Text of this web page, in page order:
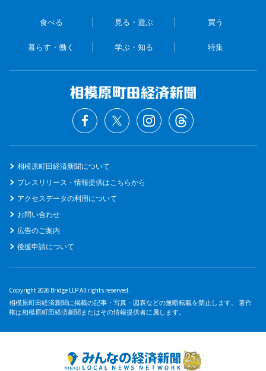
食べる 見る・遊ぶ 買う
暮らす・働く 学ぶ・知る 特集
相模原町田経済新聞について
プレスリリース・情報提供はこちらから
アクセスデータの利用について
お問い合わせ
広告のご案内
後援申請について
Copyright 2026 Bridge LLP All rights reserved.
相模原町田経済新聞に掲載の記事・写真・図表などの無断転載を禁止します。 著作
権は相模原町田経済新聞またはその情報提供者に属します。